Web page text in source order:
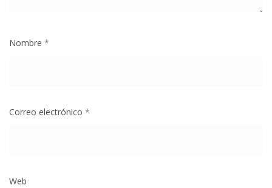
Nombre *
Correo electrónico *
Web